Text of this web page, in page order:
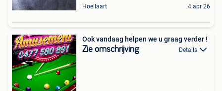
Hoeilaart 4 apr 26
Ook vandaag helpen we u graag verder !
Zie omschrijving Details